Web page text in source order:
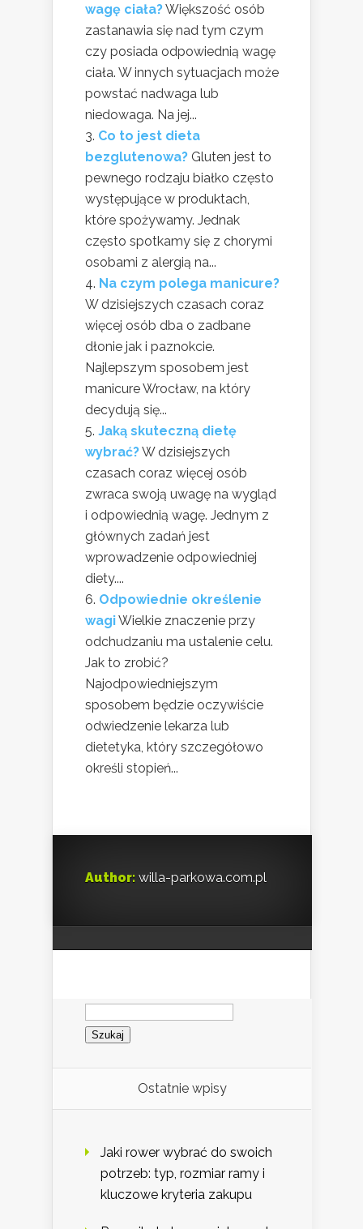
wagę ciała?Większość osób
zastanawia się nad tym czym
czy posiada odpowiednią wagę
ciała. W innych sytuacjach może
powstać nadwaga lub
niedowaga. Na jej...
Co to jest dieta
bezglutenowa? Gluten jest to
pewnego rodzaju białko często
występujące w produktach,
które spożywamy. Jednak
często spotkamy się z chorymi
osobami z alergią na...
Na czym polega manicure?
W dzisiejszych czasach coraz
więcej osób dba o zadbane
dłonie jak i paznokcie.
Najlepszym sposobem jest
manicure Wrocław, na który
decydują się...
Jaką skuteczną dietę
wybrać?W dzisiejszych
czasach coraz więcej osób
zwraca swoją uwagę na wygląd
i odpowiednią wagę. Jednym z
głównych zadań jest
wprowadzenie odpowiedniej
diety....
Odpowiednie określenie
wagiWielkie znaczenie przy
odchudzaniu ma ustalenie celu.
Jak to zrobić?
Najodpowiedniejszym
sposobem będzie oczywiście
odwiedzenie lekarza lub
dietetyka, który szczegółowo
określi stopień...
Author: willa-parkowa.com.pl
Szukaj:
Ostatnie wpisy
Jaki rower wybrać do swoich
potrzeb: typ, rozmiar ramy i
kluczowe kryteria zakupu